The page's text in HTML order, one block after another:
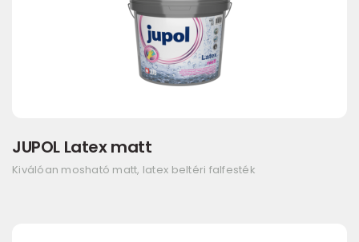
JUPOL Latex matt
Kiválóan mosható matt, latex beltéri falfesték